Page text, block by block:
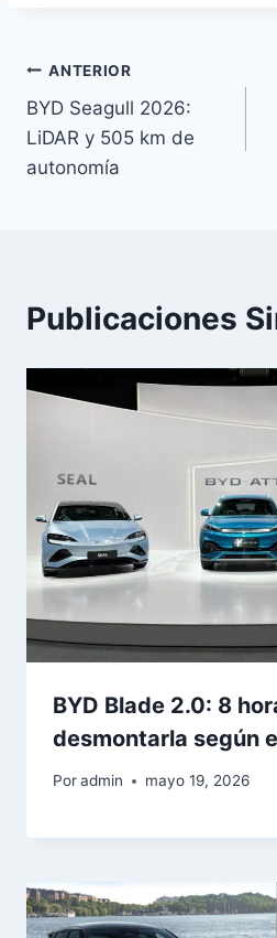
Navegación
de
entradas
ANTERIOR
BYD Seagull 2026:
LiDAR y 505 km de
autonomía
Publicaciones
BYD Blade 2.0: 8
desmontarla según
Poradmin mayo 19, 2026